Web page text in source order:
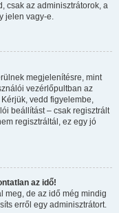
csak az adminisztrátorok, a
jelen vagy-e.
megjelenítésre, mint
vezérlőpultban az
vedd figyelembe,
beállítást – csak regisztrált
regisztráltál, ez egy jó
az idő!
meg, de az idő még mindig
erről egy adminisztrátort.